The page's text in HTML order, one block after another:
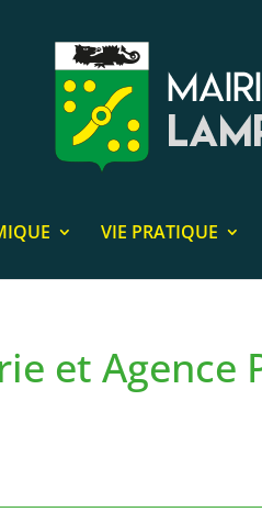
VIE PRATIQUE
et Agence